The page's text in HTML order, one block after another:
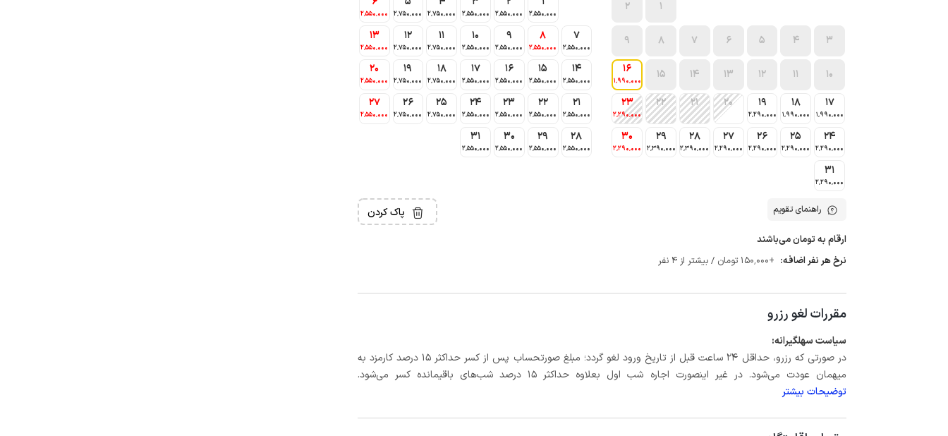
1
2
3
4
5
6
7
8
9
10
11
12
13
14
15
16
1٬990٬000
17
1٬990٬000
18
1٬990٬000
19
2٬290٬000
20
21
22
23
2٬290٬000
24
2٬290٬000
25
2٬290٬000
26
2٬290٬000
27
2٬290٬000
28
2٬390٬000
29
2٬390٬000
30
2٬290٬000
31
2٬290٬000
2٬550٬000 2٬550٬000 2٬550٬000 2٬750٬000 2٬750٬000 2٬550٬000
7
2٬550٬000
8
2٬550٬000
9
2٬550٬000
10
2٬550٬000
11
2٬750٬000
12
2٬750٬000
13
2٬550٬000
14
2٬550٬000
15
2٬550٬000
16
2٬550٬000
17
2٬550٬000
18
2٬750٬000
19
2٬750٬000
20
2٬550٬000
21
2٬550٬000
22
2٬550٬000
23
2٬550٬000
24
2٬550٬000
25
2٬750٬000
26
2٬750٬000
27
2٬550٬000
28
2٬550٬000
29
2٬550٬000
30
2٬550٬000
31
2٬550٬000
راهنمای تقویم پاک کردن
ارقام به تومان می‌باشند
نرخ هر نفر اضافه: +150٬000 تومان / بیشتر از 4 نفر
مقررات لغو رزرو
سیاست سهلگیرانه:
در صورتی که رزرو، حداقل ۲۴ ساعت قبل از تاریخ ورود لغو گردد؛ مبلغ صورتحساب پس از کسر حداکثر 15 درصد کارمزد به
میهمان عودت می‌شود. در غیر اینصورت اجاره شب اول بعلاوه حداکثر 15 درصد شب‌های باقیمانده کسر می‌شود.
توضیحات بیشتر